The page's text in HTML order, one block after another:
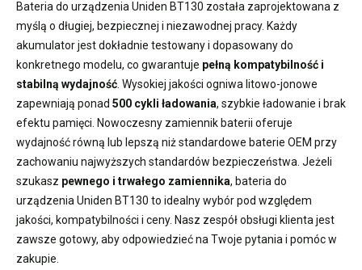
Bateria do urządzenia Uniden BT130 została zaprojektowana z
myślą o długiej, bezpiecznej i niezawodnej pracy. Każdy
akumulator jest dokładnie testowany i dopasowany do
konkretnego modelu, co gwarantuje pełną kompatybilność i
stabilną wydajność . Wysokiej jakości ogniwa litowo-jonowe
zapewniają ponad 500 cykli ładowania, szybkie ładowanie i brak
efektu pamięci. Nowoczesny zamiennik baterii oferuje
wydajność równą lub lepszą niż standardowe baterie OEM przy
zachowaniu najwyższych standardów bezpieczeństwa. Jeżeli
szukasz pewnego i trwałego zamiennika, bateria do
urządzenia Uniden BT130 to idealny wybór pod względem
jakości, kompatybilności i ceny. Nasz zespół obsługi klienta jest
zawsze gotowy, aby odpowiedzieć na Twoje pytania i pomóc w
zakupie.